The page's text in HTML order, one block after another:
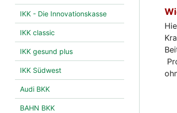
IKK - Die Innovationskasse
IKK classic
IKK gesund plus
IKK Südwest
Audi BKK
BAHN BKK